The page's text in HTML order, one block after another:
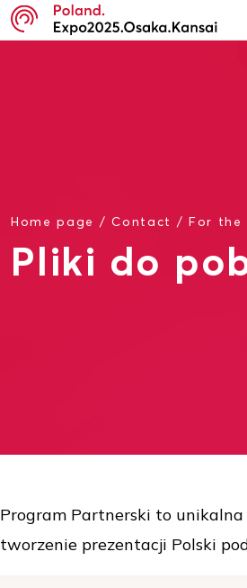
Home page /Contact / For the
Pliki do
Program Partnerski to unikalna
tworzenie prezentacji Polski